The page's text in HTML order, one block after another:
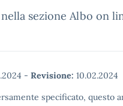
nella sezione Albo on
- Revisione: 10.02.2024
specificato, questo